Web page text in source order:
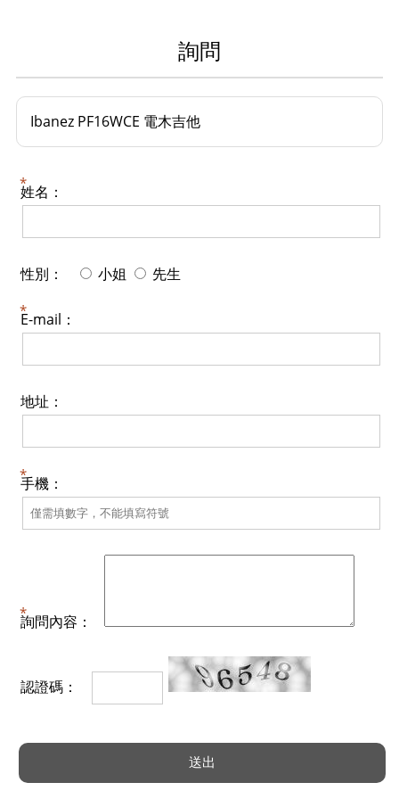
詢問
Ibanez PF16WCE 電木吉他
姓名：
性別： 小姐 先生
E-mail：
地址：
手機：
詢問內容：
認證碼：